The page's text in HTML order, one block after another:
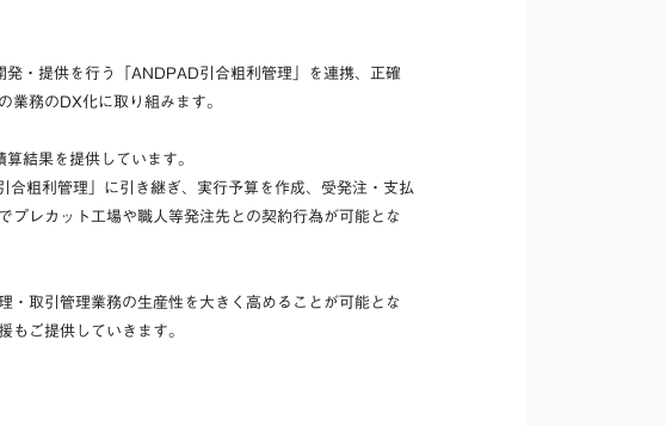
・提供を行う「ANDPAD引合粗利管理」を連携、正確
業務のDX化に取り組みます。
結果を提供しています。
粗利管理」に引き継ぎ、実行予算を作成、受発注・支払
プレカット工場や職人等発注先との契約行為が可能とな
・取引管理業務の生産性を大きく高めることが可能とな
もご提供していきます。